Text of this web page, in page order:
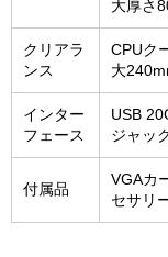
大厚さ
クリアラ
ンス
CPUク
大
インター
フェース
USB
ジャッ
付属品
VGAカ
セサリ